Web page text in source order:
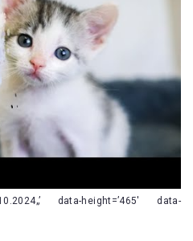
data-height=’465′ data-